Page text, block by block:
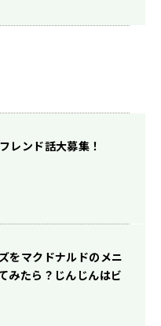
レンド話大募集！
をマクドナルドのメニ
みたら？じんじんはビ